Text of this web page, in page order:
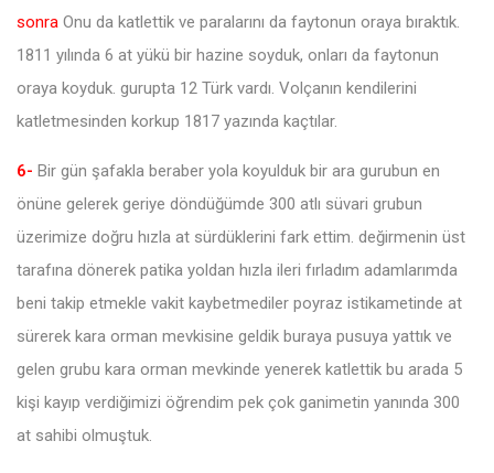
sonra Onu da katlettik ve paralarını da faytonun oraya bıraktık.
1811 yılında 6 at yükü bir hazine soyduk, onları da faytonun
oraya koyduk. gurupta 12 Türk vardı. Volçanın kendilerini
katletmesinden korkup 1817 yazında kaçtılar.
6- Bir gün şafakla beraber yola koyulduk bir ara gurubun en
önüne gelerek geriye döndüğümde 300 atlı süvari grubun
üzerimize doğru hızla at sürdüklerini fark ettim. değirmenin üst
tarafına dönerek patika yoldan hızla ileri fırladım adamlarımda
beni takip etmekle vakit kaybetmediler poyraz istikametinde at
sürerek kara orman mevkisine geldik buraya pusuya yattık ve
gelen grubu kara orman mevkinde yenerek katlettik bu arada 5
kişi kayıp verdiğimizi öğrendim pek çok ganimetin yanında 300
at sahibi olmuştuk.